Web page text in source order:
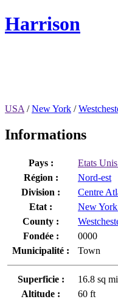
Harrison
USA /New York /
Informations
Pays :
Etats
Région :
Nord-est
Division :
Centre
Etat :
New
County :
Fondée :
0000
Municipalité :
Town
Superficie :
16.8 sq
Altitude :
60 ft